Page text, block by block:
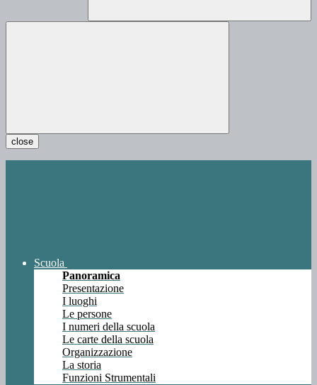
close
Scuola
Panoramica
Presentazione
I luoghi
Le persone
I numeri della scuola
Le carte della scuola
Organizzazione
La storia
Funzioni Strumentali